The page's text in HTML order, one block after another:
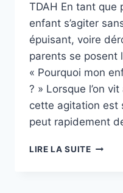
TDAH En tant que
enfant s’agiter
épuisant, voire
parents se posent
« Pourquoi mon
? » Lorsque l’on
cette agitation est
peut rapidement
LIRE LA SUITEMON